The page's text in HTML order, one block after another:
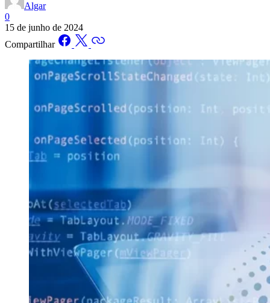
Algar
0
15 de junho de 2024
Compartilhar